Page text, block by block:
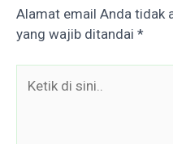
Alamat email Anda tidak
yang wajib ditandai *